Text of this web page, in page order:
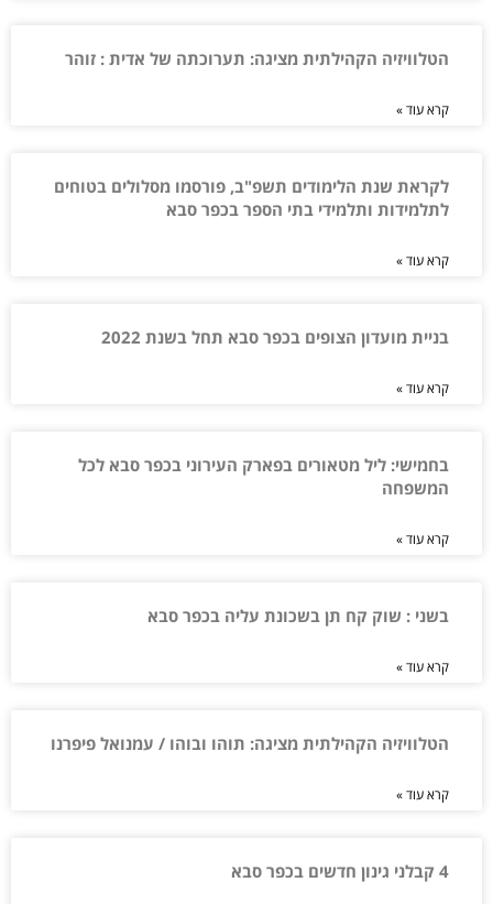
הטלוויזיה הקהילתית מציגה: תערוכתה של אדית : זוהר
קרא עוד »
לקראת שנת הלימודים תשפ"ב, פורסמו מסלולים בטוחים
לתלמידות ותלמידי בתי הספר בכפר סבא
קרא עוד »
בניית מועדון הצופים בכפר סבא תחל בשנת 2022
קרא עוד »
בחמישי: ליל מטאורים בפארק העירוני בכפר סבא לכל
המשפחה
קרא עוד »
בשני : שוק קח תן בשכונת עליה בכפר סבא
קרא עוד »
הטלוויזיה הקהילתית מציגה: תוהו ובוהו / עמנואל פיפרנו
קרא עוד »
4 קבלני גינון חדשים בכפר סבא